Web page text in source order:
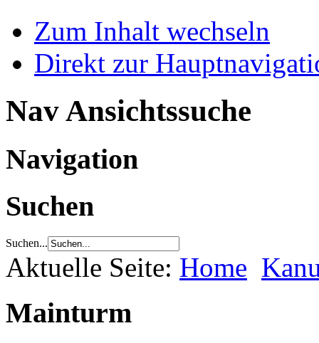
Zum Inhalt wechseln
Direkt zur
Nav Ansichtssuche
Navigation
Suchen
Suchen...
Aktuelle Seite: Home
Mainturm